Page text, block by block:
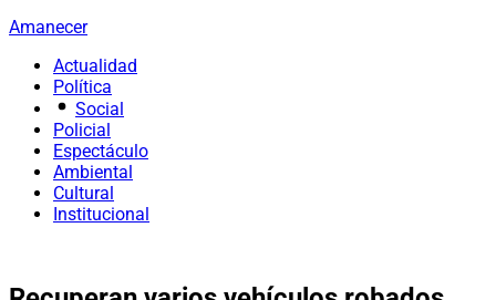
Amanecer
Actualidad
Política
Social
Policial
Espectáculo
Ambiental
Cultural
Institucional